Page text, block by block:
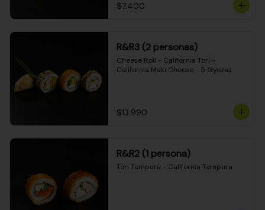
$7.400
R&R3 (2 personas)
Cheese Roll - California Tori -
California Maki Cheese - 5 Gyozas
$13.990
R&R2 (1 persona)
Tori Tempura - California Tempura